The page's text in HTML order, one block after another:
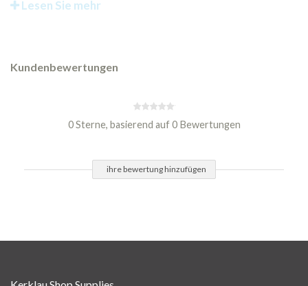
Lesen Sie mehr
Kundenbewertungen
0 Sterne, basierend auf 0 Bewertungen
ihre bewertung hinzufügen